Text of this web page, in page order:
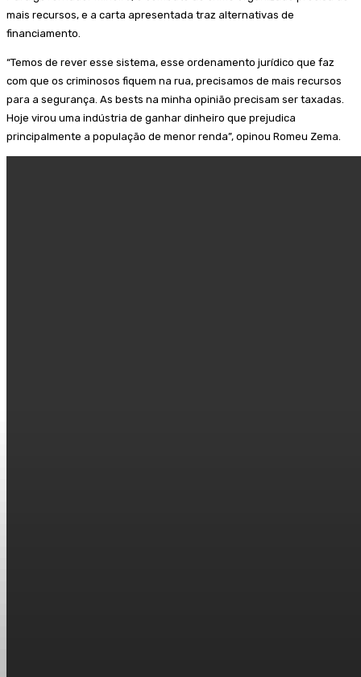
mais recursos, e a carta apresentada traz alternativas de
financiamento.
“Temos de rever esse sistema, esse ordenamento jurídico que faz
com que os criminosos fiquem na rua, precisamos de mais recursos
para a segurança. As bests na minha opinião precisam ser taxadas.
Hoje virou uma indústria de ganhar dinheiro que prejudica
principalmente a população de menor renda”, opinou Romeu Zema.